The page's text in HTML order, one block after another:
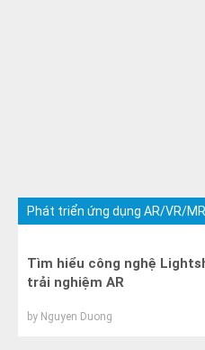
Phát triển ứng dụng AR/VR/MR
Tìm hiểu công nghệ
trải nghiệm AR
by Nguyen Duong